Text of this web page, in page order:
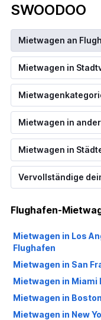
SWOODOO
Mietwagen an
Mietwagen in
Mietwagen in
Mietwagen in
Vervollständige
Flughafen-
Mietwagen in Los
Flughafen
Mietwagen in San
Mietwagen in
Mietwagen in
Mietwagen in New